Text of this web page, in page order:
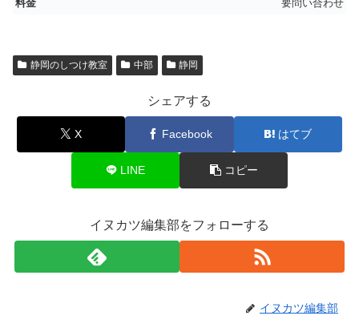
要問い合わせ
静岡のしつけ教室 中部 静岡
シェアする
X Facebook はてブ
LINE コピー
イヌカツ編集部をフォローする
イヌカツ編集部